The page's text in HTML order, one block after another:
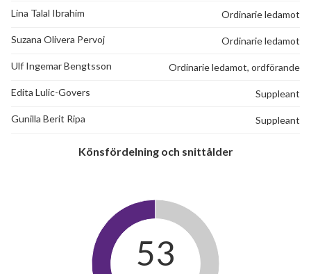
Lina Talal Ibrahim Ordinarie ledamot
Suzana Olivera Pervoj Ordinarie ledamot
Ulf Ingemar Bengtsson Ordinarie ledamot, ordförande
Edita Lulic-Govers Suppleant
Gunilla Berit Ripa Suppleant
Könsfördelning och snittålder
53